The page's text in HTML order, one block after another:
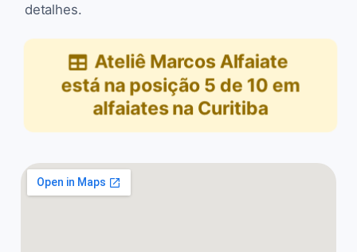
detalhes.
Ateliê Marcos Alfaiate
está na posição 5 de 10 em
alfaiates na Curitiba